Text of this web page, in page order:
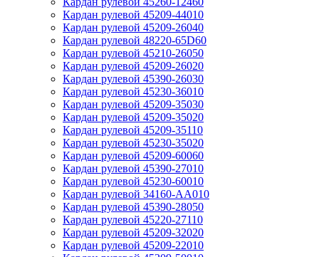
Кардан рулевой 45209-44010
Кардан рулевой 45209-26040
Кардан рулевой 48220-65D60
Кардан рулевой 45210-26050
Кардан рулевой 45209-26020
Кардан рулевой 45390-26030
Кардан рулевой 45230-36010
Кардан рулевой 45209-35030
Кардан рулевой 45209-35020
Кардан рулевой 45209-35110
Кардан рулевой 45230-35020
Кардан рулевой 45209-60060
Кардан рулевой 45390-27010
Кардан рулевой 45230-60010
Кардан рулевой 34160-AA010
Кардан рулевой 45390-28050
Кардан рулевой 45220-27110
Кардан рулевой 45209-32020
Кардан рулевой 45209-22010